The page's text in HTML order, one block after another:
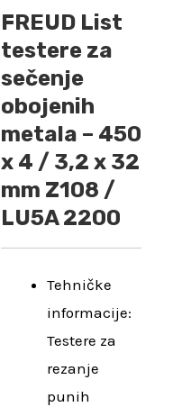
FREUD List
testere za
sečenje
obojenih
metala – 450
x 4 / 3,2 x 32
mm Z108 /
LU5A 2200
Tehničke
informacije:
Testere za
rezanje
punih